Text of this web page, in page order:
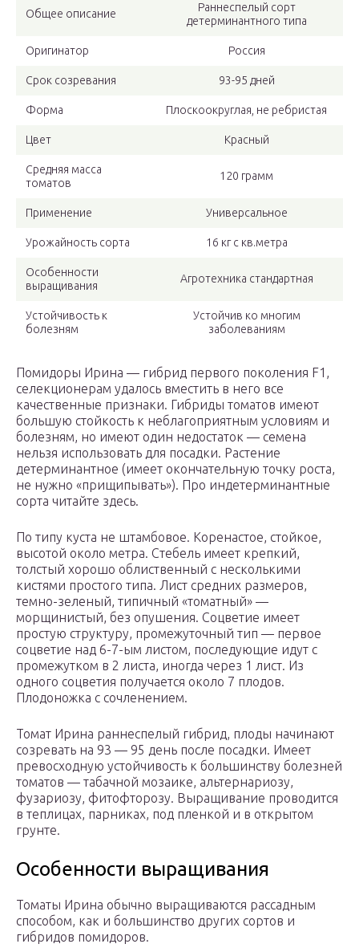
Общее описание
Раннеспелый сорт
детерминантного типа
Оригинатор Россия
Срок созревания 93-95 дней
Форма Плоскоокруглая, не ребристая
Цвет Красный
Средняя масса
томатов
120 грамм
Применение Универсальное
Урожайность сорта 16 кг с кв.метра
Особенности
выращивания
Агротехника стандартная
Устойчивость к
болезням
Устойчив ко многим
заболеваниям
Помидоры Ирина — гибрид первого поколения F1,
селекционерам удалось вместить в него все
качественные признаки. Гибриды томатов имеют
большую стойкость к неблагоприятным условиям и
болезням, но имеют один недостаток — семена
нельзя использовать для посадки. Растение
детерминантное (имеет окончательную точку роста,
не нужно «прищипывать»). Про индетерминантные
сорта читайте здесь.
По типу куста не штамбовое. Коренастое, стойкое,
высотой около метра. Стебель имеет крепкий,
толстый хорошо облиственный с несколькими
кистями простого типа. Лист средних размеров,
темно-зеленый, типичный «томатный» —
морщинистый, без опушения. Соцветие имеет
простую структуру, промежуточный тип — первое
соцветие над 6-7-ым листом, последующие идут с
промежутком в 2 листа, иногда через 1 лист. Из
одного соцветия получается около 7 плодов.
Плодоножка с сочленением.
Томат Ирина раннеспелый гибрид, плоды начинают
созревать на 93 — 95 день после посадки. Имеет
превосходную устойчивость к большинству болезней
томатов — табачной мозаике, альтернариозу,
фузариозу, фитофторозу. Выращивание проводится
в теплицах, парниках, под пленкой и в открытом
грунте.
Особенности выращивания
Томаты Ирина обычно выращиваются рассадным
способом, как и большинство других сортов и
гибридов помидоров.